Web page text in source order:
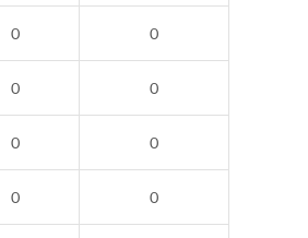
0 0
0 0
0 0
0 0